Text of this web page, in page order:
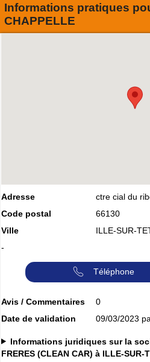
Informations pratiques
CHAPPELLE
Adresse
ctre cial du
Code postal
66130
Ville
ILLE-SUR-
-
Téléphone
Avis / Commentaires
0
Date de validation
09/03/2023
Informations juridiques sur la
FRERES (CLEAN CAR) à ILLE-SUR-